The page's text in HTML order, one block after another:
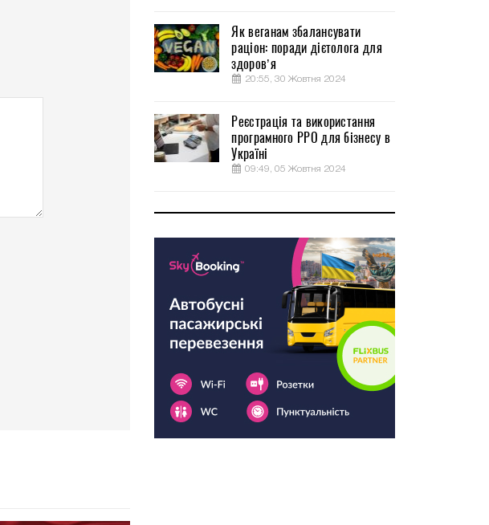
Як веганам збалансувати
раціон: поради дієтолога для
здоров’я
20:55, 30 Жовтня 2024
Реєстрація та використання
програмного РРО для бізнесу в
Україні
09:49, 05 Жовтня 2024